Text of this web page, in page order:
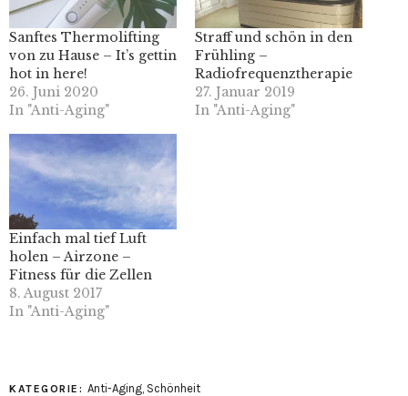
Sanftes Thermolifting
von zu Hause – It’s gettin
hot in here!
26. Juni 2020
In "Anti-Aging"
Straff und schön in den
Frühling –
Radiofrequenztherapie
27. Januar 2019
In "Anti-Aging"
Einfach mal tief Luft
holen – Airzone –
Fitness für die Zellen
8. August 2017
In "Anti-Aging"
KATEGORIE: Anti-Aging, Schönheit